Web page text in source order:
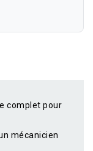
complet pour
mécanicien